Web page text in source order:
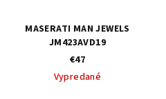
MASERATI MAN JEWELS
JM423AVD19
€47
Vypredané